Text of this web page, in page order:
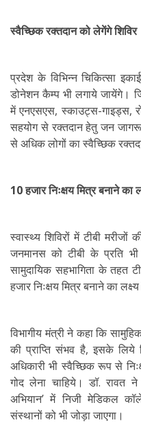
स्वैच्छिक रक्तदान को लेगेंगे शिविर
प्रदेश के विभिन्न चिकित्सा
डोनेशन कैम्प भी लगाये जायेंगे।
में एनएसएस, स्काउट्स-गाइड्स,
सहयोग से रक्तदान हेतु जन
से अधिक लोगों का स्वैच्छिक
10 हजार निःक्षय मित्र बनाने का
स्वास्थ्य शिविरों में टीबी
जनमानस को टीबी के प्रति
सामुदायिक सहभागिता के तहत
हजार निःक्षय मित्र बनाने का लक्ष्य
विभागीय मंत्री ने कहा कि
की प्राप्ति संभव है, इसके लिये
अधिकारी भी स्वैच्छिक रूप से
गोद लेना चाहिये। डॉ. रावत
अभियान’ में निजी मेडिकल
संस्थानों को भी जोड़ा जाएगा।